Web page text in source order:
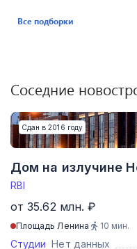
Все подборки
Соседние
Сдан в 2016 году
Дом на излучине
RBI
от 35.62 млн. ₽
Площадь Ленина 10 мин.
Студии Нет данных